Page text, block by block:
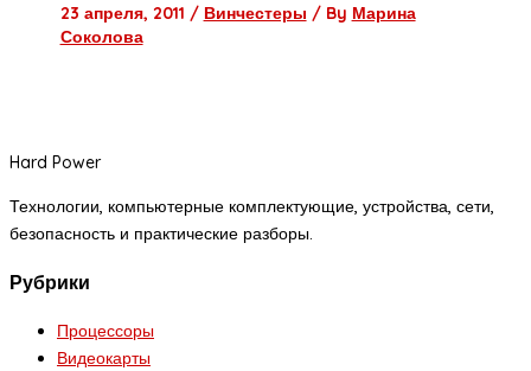
23 апреля, 2011 / Винчестеры / By Марина
Соколова
Hard Power
Технологии, компьютерные комплектующие, устройства, сети,
безопасность и практические разборы.
Рубрики
Процессоры
Видеокарты